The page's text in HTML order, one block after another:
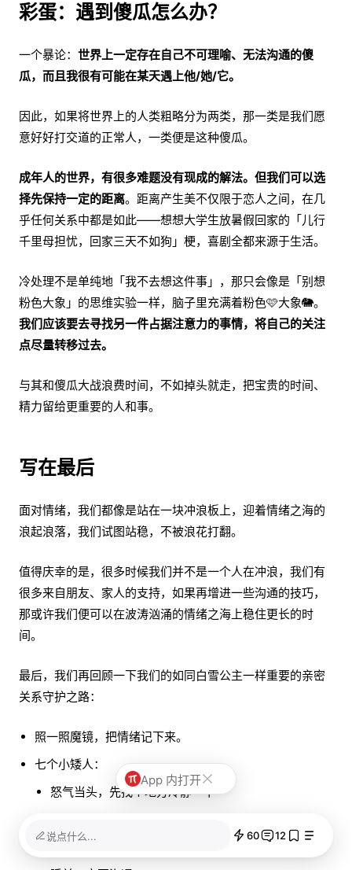
彩蛋：遇到傻瓜怎么办？
一个暴论： 世界上一定存在自己不可理喻、无法沟通的傻
瓜，而且我很有可能在某天遇上他/她/它。
因此，如果将世界上的人类粗略分为两类，那一类是我们愿
意好好打交道的正常人，一类便是这种傻瓜。
成年人的世界，有很多难题没有现成的解法。但我们可以选
择先保持一定的距离。距离产生美不仅限于恋人之间，在几
乎任何关系中都是如此——想想大学生放暑假回家的「儿行
千里母担忧，回家三天不如狗」梗，喜剧全都来源于生活。
冷处理不是单纯地「我不去想这件事」，那只会像是「别想
粉色大象」的思维实验一样，脑子里充满着粉色🩷大象🐘。
我们应该要去寻找另一件占据注意力的事情，将自己的关注
点尽量转移过去。
与其和傻瓜大战浪费时间，不如掉头就走，把宝贵的时间、
精力留给更重要的人和事。
写在最后
面对情绪，我们都像是站在一块冲浪板上，迎着情绪之海的
浪起浪落，我们试图站稳，不被浪花打翻。
值得庆幸的是，很多时候我们并不是一个人在冲浪，我们有
很多来自朋友、家人的支持，如果再增进一些沟通的技巧，
那或许我们便可以在波涛汹涌的情绪之海上稳住更长的时
间。
最后，我们再回顾一下我们的如同白雪公主一样重要的亲密
关系守护之路：
照一照魔镜，把情绪记下来。
七个小矮人：
怒气当头，先找个地方冷静一下
说点什么... 60 12
App 内打开